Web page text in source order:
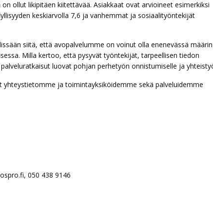
ollut likipitäen kiitettävää. Asiakkaat ovat arvioineet esimerkiksi
keskiarvolla 7,6 ja vanhemmat ja sosiaalityöntekijät
siitä, että avopalvelumme on voinut olla enenevässä määrin
Milla kertoo, että pysyvät työntekijät, tarpeellisen tiedon
luovat pohjan perhetyön onnistumiselle ja
ja toimintayksiköidemme sekä palveluidemme
050 438 9146